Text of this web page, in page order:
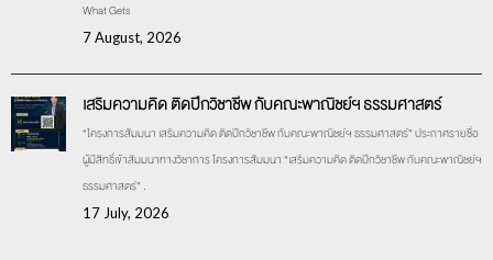
What Gets
7 August, 2026
เสริมความคิด ติดปีกวิชาชีพ กับคณะพาณิชย์ฯ ธรรมศาสตร์
“โครงการสัมมนา เสริมความคิด ติดปีกวิชาชีพ กับคณะพาณิชย์ฯ ธรรมศาสตร์” ประกาศรายชื่อ
ผู้มีสิทธิ์เข้าสัมมนาทางวิชาการ โครงการสัมมนา “เสริมความคิด ติดปีกวิชาชีพ กับคณะพาณิชย์ฯ
ธรรมศาสตร์” .
17 July, 2026